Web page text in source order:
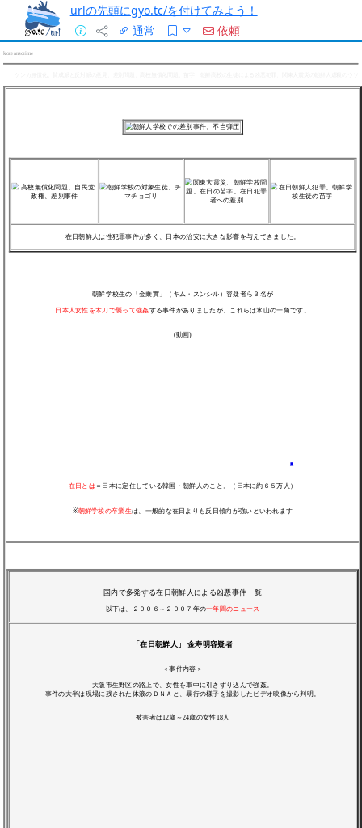
urlの先頭にgyo.tc/を付けてみよう！
通常
依頼